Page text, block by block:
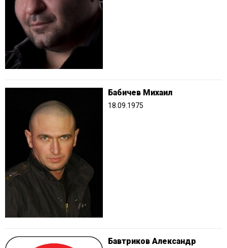
Бабичев Михаил
18.09.1975
Бавтриков Александр